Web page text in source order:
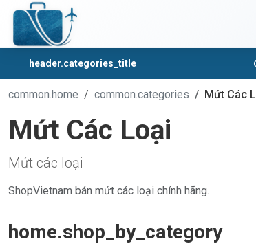
header.categories_title
common.home common.categories Mứt Các
Mứt Các Loại
Mứt các loại
ShopVietnam bán mứt các loại chính hãng.
home.shop_by_category